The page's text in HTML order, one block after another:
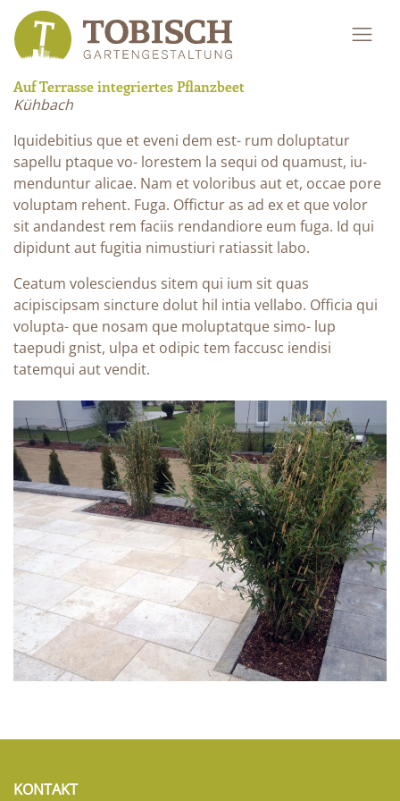
Auf Terrasse integriertes Pflanzbeet
Kühbach
Iquidebitius que et eveni dem est- rum doluptatur
sapellu ptaque vo- lorestem la sequi od quamust, iu-
menduntur alicae. Nam et voloribus aut et, occae pore
voluptam rehent. Fuga. Offictur as ad ex et que volor
sit andandest rem faciis rendandiore eum fuga. Id qui
dipidunt aut fugitia nimustiuri ratiassit labo.
Ceatum volesciendus sitem qui ium sit quas
acipiscipsam sincture dolut hil intia vellabo. Officia qui
volupta- que nosam que moluptatque simo- lup
taepudi gnist, ulpa et odipic tem faccusc iendisi
tatemqui aut vendit.
KONTAKT